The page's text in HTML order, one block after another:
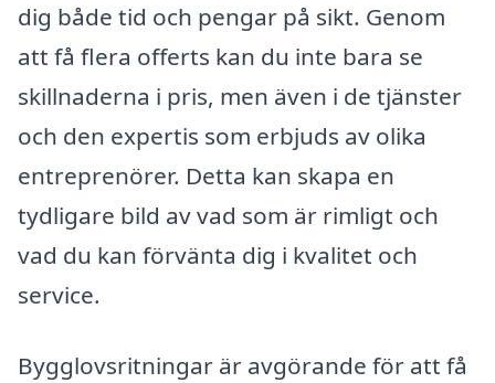
dig både tid och pengar på sikt. Genom
att få flera offerts kan du inte bara se
skillnaderna i pris, men även i de tjänster
och den expertis som erbjuds av olika
entreprenörer. Detta kan skapa en
tydligare bild av vad som är rimligt och
vad du kan förvänta dig i kvalitet och
service.
Bygglovsritningar är avgörande för att få